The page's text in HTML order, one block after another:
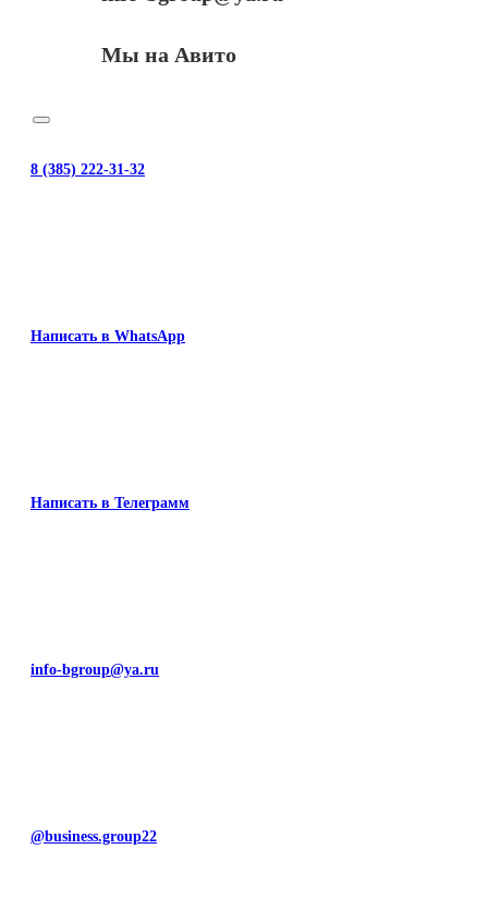
Мы на Авито
8 (385) 222-31-32
Написать в WhatsApp
Написать в Телеграмм
info-bgroup@ya.ru
@business.group22